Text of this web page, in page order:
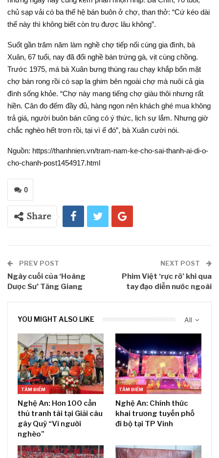
chủ sạp vải có ba thế hệ bán buôn ở chợ, than thở: “Cứ kéo dài
thế này thì không biết còn trụ được lâu không”.
Suốt gần trăm năm làm nghề chợ tiếp nối cùng gia đình, bà
Xuân, 67 tuổi, nay đã đổi nghề bán trứng gà, vịt cùng chồng.
Trước 1975, má bà Xuân bưng thúng rau chạy khắp bốn mặt
chợ bán rong rồi có sạp la ghim bên ngoài chợ mà nuôi cả gia
đình sống khỏe. “Chợ này mang tiếng chợ giàu thôi nhưng rất
hiền. Cân đo đếm đầy đủ, hàng ngon nên khách ghé mua không
trả giá, người buôn bán cũng có ý thức, lịch sự lắm. Nhưng giờ
chắc nghèo hết trơn rồi, tại vì ế đó”, bà Xuân cười nói.
Nguồn: https://thanhnien.vn/tram-nam-ke-cho-sai-thanh-ai-di-o-
cho-chanh-post1454917.html
0
Share
PREV POST
Ngày cuối của ‘Hoàng
Dược Sư’ Tăng Giang
NEXT POST
Phim Việt ‘rực rỡ’ khi qua
tay đạo diễn nước ngoài
All
YOU MIGHT ALSO LIKE
TÂM ĐIỂM
Nghệ An: Hơn 100 cần
thủ tranh tài tại Giải câu
gây Quỹ “Vì người
nghèo”
TÂM ĐIỂM
Nghệ An: Chính thức
khai trương tuyến phố
đi bộ tại TP Vinh